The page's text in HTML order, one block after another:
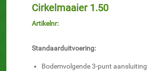
Cirkelmaaier 1.50
Artikelnr:
Standaarduitvoering:
Bodemvolgende 3-punt aansluiting